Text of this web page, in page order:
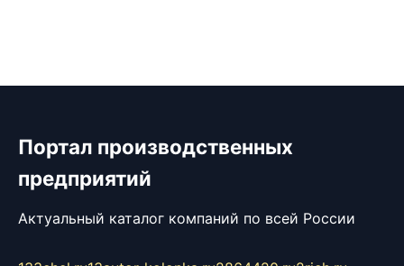
Портал производственных
предприятий
Актуальный каталог компаний по всей России